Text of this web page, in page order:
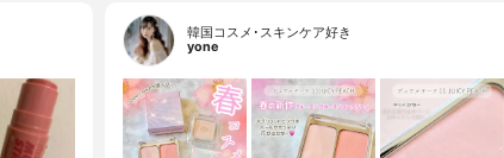
韓国コスメ･スキンケア好き
yone